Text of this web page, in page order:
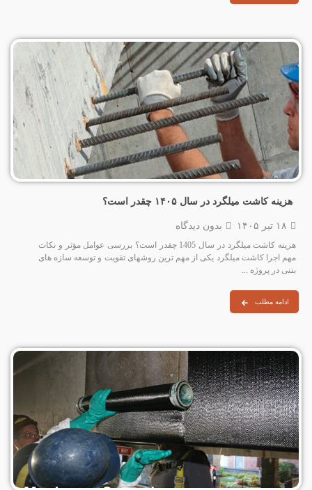
هزینه کاشت میلگرد در سال ۱۴۰۵ چقدر است؟
۱۸ تیر ۱۴۰۵ بدون دیدگاه
هزینه کاشت میلگرد در سال 1405 چقدر است؟ بررسی عوامل مؤثر و نکات
مهم اجرا کاشت میلگرد یکی از مهم‌ ترین روشهای تقویت و توسعه سازه‌ های
بتنی در پروژه‌ ...
ادامه مطلب